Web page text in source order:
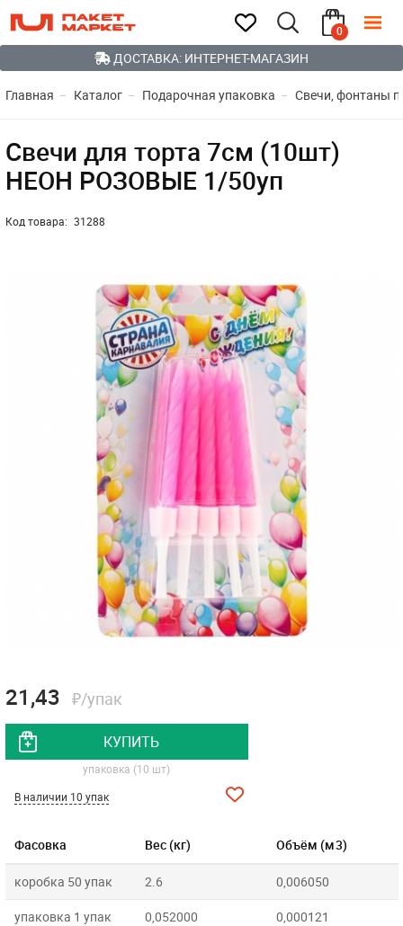
0
ДОСТАВКА: ИНТЕРНЕТ-МАГАЗИН
Главная Каталог Подарочная упаковка Свечи, фонтаны
Свечи для торта 7см (10шт)
НЕОН РОЗОВЫЕ 1/50уп
Код товара: 31288
Фасовка Вес (кг) Объём (м3)
коробка 50 упак 2.6 0,006050
упаковка 1 упак 0,052000 0,000121
21,43 ₽/упак
КУПИТЬ
упаковка (10 шт)
В наличии 10 упак